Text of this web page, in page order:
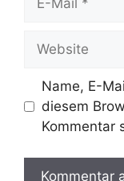
Website
Name, E-
diesem
Kommentar